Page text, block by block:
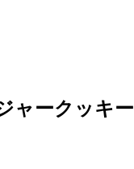
ャークッキー